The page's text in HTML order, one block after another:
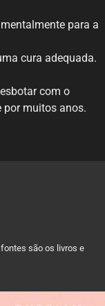
para a
cura adequada.
com o
por muitos anos.
são os livros e